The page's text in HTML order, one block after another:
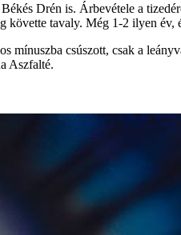
Drén is. Árbevétele a
követte tavaly. Még 1-2 ilyen év,
mínuszba csúszott, csak a
Aszfalté.